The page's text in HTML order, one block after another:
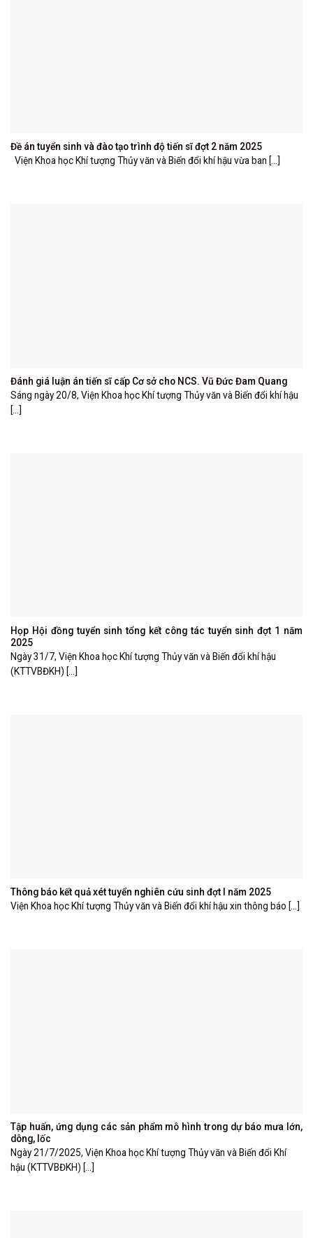
Đề án tuyển sinh và đào tạo trình độ tiến sĩ đợt 2 năm 2025
Viện Khoa học Khí tượng Thủy văn và Biến đổi khí hậu vừa ban [...]
Đánh giá luận án tiến sĩ cấp Cơ sở cho NCS. Vũ Đức Đam Quang
Sáng ngày 20/8, Viện Khoa học Khí tượng Thủy văn và Biến đổi khí hậu
[...]
Họp Hội đồng tuyển sinh tổng kết công tác tuyển sinh đợt 1 năm
2025
Ngày 31/7, Viện Khoa học Khí tượng Thủy văn và Biến đổi khí hậu
(KTTVBĐKH) [...]
Thông báo kết quả xét tuyển nghiên cứu sinh đợt I năm 2025
Viện Khoa học Khí tượng Thủy văn và Biến đổi khí hậu xin thông báo [...]
Tập huấn, ứng dụng các sản phẩm mô hình trong dự báo mưa lớn,
dông, lốc
Ngày 21/7/2025, Viện Khoa học Khí tượng Thủy văn và Biến đổi Khí
hậu (KTTVBĐKH) [...]